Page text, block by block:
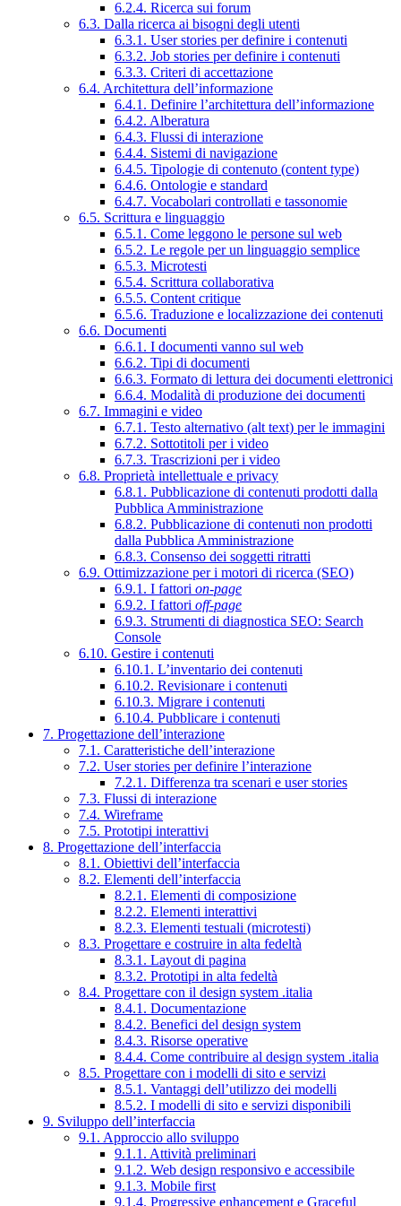
6.2.4. Ricerca sui forum
6.3. Dalla ricerca ai bisogni degli utenti
6.3.1. User stories per definire i contenuti
6.3.2. Job stories per definire i contenuti
6.3.3. Criteri di accettazione
6.4. Architettura dell’informazione
6.4.1. Definire l’architettura dell’informazione
6.4.2. Alberatura
6.4.3. Flussi di interazione
6.4.4. Sistemi di navigazione
6.4.5. Tipologie di contenuto (content type)
6.4.6. Ontologie e standard
6.4.7. Vocabolari controllati e tassonomie
6.5. Scrittura e linguaggio
6.5.1. Come leggono le persone sul web
6.5.2. Le regole per un linguaggio semplice
6.5.3. Microtesti
6.5.4. Scrittura collaborativa
6.5.5. Content critique
6.5.6. Traduzione e localizzazione dei contenuti
6.6. Documenti
6.6.1. I documenti vanno sul web
6.6.2. Tipi di documenti
6.6.3. Formato di lettura dei documenti elettronici
6.6.4. Modalità di produzione dei documenti
6.7. Immagini e video
6.7.1. Testo alternativo (alt text) per le immagini
6.7.2. Sottotitoli per i video
6.7.3. Trascrizioni per i video
6.8. Proprietà intellettuale e privacy
6.8.1. Pubblicazione di contenuti prodotti dalla
Pubblica Amministrazione
6.8.2. Pubblicazione di contenuti non prodotti
dalla Pubblica Amministrazione
6.8.3. Consenso dei soggetti ritratti
6.9. Ottimizzazione per i motori di ricerca (SEO)
6.9.1. I fattori on-page
6.9.2. I fattori off-page
6.9.3. Strumenti di diagnostica SEO: Search
Console
6.10. Gestire i contenuti
6.10.1. L’inventario dei contenuti
6.10.2. Revisionare i contenuti
6.10.3. Migrare i contenuti
6.10.4. Pubblicare i contenuti
7. Progettazione dell’interazione
7.1. Caratteristiche dell’interazione
7.2. User stories per definire l’interazione
7.2.1. Differenza tra scenari e user stories
7.3. Flussi di interazione
7.4. Wireframe
7.5. Prototipi interattivi
8. Progettazione dell’interfaccia
8.1. Obiettivi dell’interfaccia
8.2. Elementi dell’interfaccia
8.2.1. Elementi di composizione
8.2.2. Elementi interattivi
8.2.3. Elementi testuali (microtesti)
8.3. Progettare e costruire in alta fedeltà
8.3.1. Layout di pagina
8.3.2. Prototipi in alta fedeltà
8.4. Progettare con il design system .italia
8.4.1. Documentazione
8.4.2. Benefici del design system
8.4.3. Risorse operative
8.4.4. Come contribuire al design system .italia
8.5. Progettare con i modelli di sito e servizi
8.5.1. Vantaggi dell’utilizzo dei modelli
8.5.2. I modelli di sito e servizi disponibili
9. Sviluppo dell’interfaccia
9.1. Approccio allo sviluppo
9.1.1. Attività preliminari
9.1.2. Web design responsivo e accessibile
9.1.3. Mobile first
9.1.4. Progressive enhancement e Graceful